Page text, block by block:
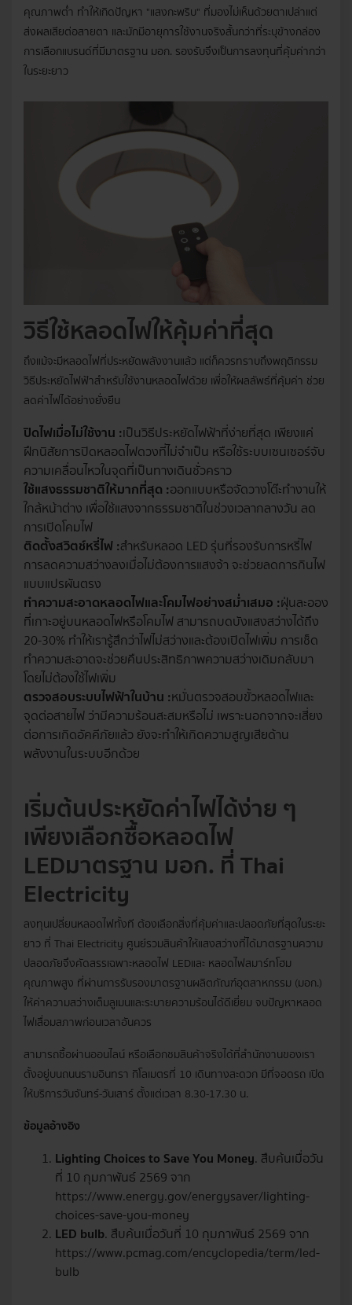
คุณภาพต่ำ ทำให้เกิดปัญหา "แสงกะพริบ" ที่มองไม่เห็นด้วยตาเปล่าแต่
ส่งผลเสียต่อสายตา และมักมีอายุการใช้งานจริงสั้นกว่าที่ระบุข้างกล่อง
การเลือกแบรนด์ที่มีมาตรฐาน มอก. รองรับจึงเป็นการลงทุนที่คุ้มค่ากว่า
ในระยะยาว
วิธีใช้หลอดไฟให้คุ้มค่าที่สุด
ถึงแม้จะมีหลอดไฟที่ประหยัดพลังงานแล้ว แต่ก็ควรทราบถึงพฤติกรรม
วิธีประหยัดไฟฟ้าสำหรับใช้งานหลอดไฟด้วย เพื่อให้ผลลัพธ์ที่คุ้มค่า ช่วย
ลดค่าไฟได้อย่างยั่งยืน
ปิดไฟเมื่อไม่ใช้งาน :เป็นวิธีประหยัดไฟฟ้าที่ง่ายที่สุด เพียงแค่
ฝึกนิสัยการปิดหลอดไฟดวงที่ไม่จำเป็น หรือใช้ระบบเซนเซอร์จับ
ความเคลื่อนไหวในจุดที่เป็นทางเดินชั่วคราว
ใช้แสงธรรมชาติให้มากที่สุด :ออกแบบหรือจัดวางโต๊ะทำงานให้
ใกล้หน้าต่าง เพื่อใช้แสงจากธรรมชาติในช่วงเวลากลางวัน ลด
การเปิดโคมไฟ
ติดตั้งสวิตช์หรี่ไฟ :สำหรับหลอด LED รุ่นที่รองรับการหรี่ไฟ
การลดความสว่างลงเมื่อไม่ต้องการแสงจ้า จะช่วยลดการกินไฟ
แบบแปรผันตรง
ทำความสะอาดหลอดไฟและโคมไฟอย่างสม่ำเสมอ :ฝุ่นละออง
ที่เกาะอยู่บนหลอดไฟหรือโคมไฟ สามารถบดบังแสงสว่างได้ถึง
20-30% ทำให้เรารู้สึกว่าไฟไม่สว่างและต้องเปิดไฟเพิ่ม การเช็ด
ทำความสะอาดจะช่วยคืนประสิทธิภาพความสว่างเดิมกลับมา
โดยไม่ต้องใช้ไฟเพิ่ม
ตรวจสอบระบบไฟฟ้าในบ้าน :หมั่นตรวจสอบขั้วหลอดไฟและ
จุดต่อสายไฟ ว่ามีความร้อนสะสมหรือไม่ เพราะนอกจากจะเสี่ยง
ต่อการเกิดอัคคีภัยแล้ว ยังจะทำให้เกิดความสูญเสียด้าน
พลังงานในระบบอีกด้วย
เริ่มต้นประหยัดค่าไฟได้ง่าย ๆ
เพียงเลือกซื้อหลอดไฟ
LEDมาตรฐาน มอก. ที่ Thai
Electricity
ลงทุนเปลี่ยนหลอดไฟทั้งที ต้องเลือกสิ่งที่คุ้มค่าและปลอดภัยที่สุดในระยะ
ยาว ที่ Thai Electricity ศูนย์รวมสินค้าให้แสงสว่างที่ได้มาตรฐานความ
ปลอดภัยจึงคัดสรรเฉพาะหลอดไฟ LEDและ หลอดไฟสมาร์ทโฮม
คุณภาพสูง ที่ผ่านการรับรองมาตรฐานผลิตภัณฑ์อุตสาหกรรม (มอก.)
ให้ค่าความสว่างเต็มลูเมนและระบายความร้อนได้ดีเยี่ยม จบปัญหาหลอด
ไฟเสื่อมสภาพก่อนเวลาอันควร
สามารถซื้อผ่านออนไลน์ หรือเลือกชมสินค้าจริงได้ที่สำนักงานของเรา
ตั้งอยู่บนถนนรามอินทรา กิโลเมตรที่ 10 เดินทางสะดวก มีที่จอดรถ เปิด
ให้บริการวันจันทร์-วันเสาร์ ตั้งแต่เวลา 8.30-17.30 น.
ข้อมูลอ้างอิง
Lighting Choices to Save You Money. สืบค้นเมื่อวัน
ที่ 10 กุมภาพันธ์ 2569 จาก
https://www.energy.gov/energysaver/lighting-
choices-save-you-money
LED bulb. สืบค้นเมื่อวันที่ 10 กุมภาพันธ์ 2569 จาก
https://www.pcmag.com/encyclopedia/term/led-
bulb